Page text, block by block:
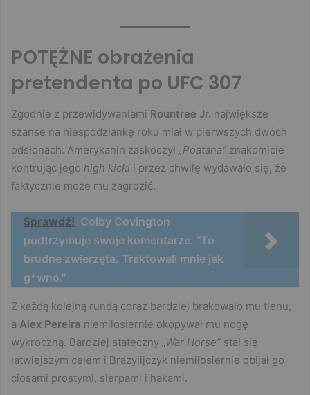
POTĘŻNE obrażenia
pretendenta po UFC 307
Zgodnie z przewidywaniami Rountree Jr. największe
szanse na niespodziankę roku miał w pierwszych dwóch
odsłonach. Amerykanin zaskoczył „Poatana” znakomicie
kontrując jego high kicki i przez chwilę wydawało się, że
faktycznie może mu zagrozić.
Sprawdź! Colby Covington
podtrzymuje swoje komentarze: "To
brudne zwierzęta. Traktowali mnie jak
g*wno."
Z każdą kolejną rundą coraz bardziej brakowało mu tlenu,
a Alex Pereira niemiłosiernie okopywał mu nogę
wykroczną. Bardziej stateczny „War Horse” stał się
łatwiejszym celem i Brazylijczyk niemiłosiernie obijał go
ciosami prostymi, sierpami i hakami.